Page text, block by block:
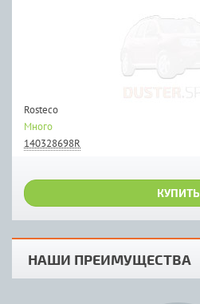
Rosteco
Много
140328698R
КУПИТЬ
НАШИ ПРЕИМУЩЕСТВА